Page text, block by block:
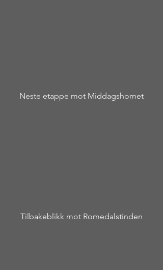
Neste etappe mot Middagshornet
Tilbakeblikk mot Romedalstinden